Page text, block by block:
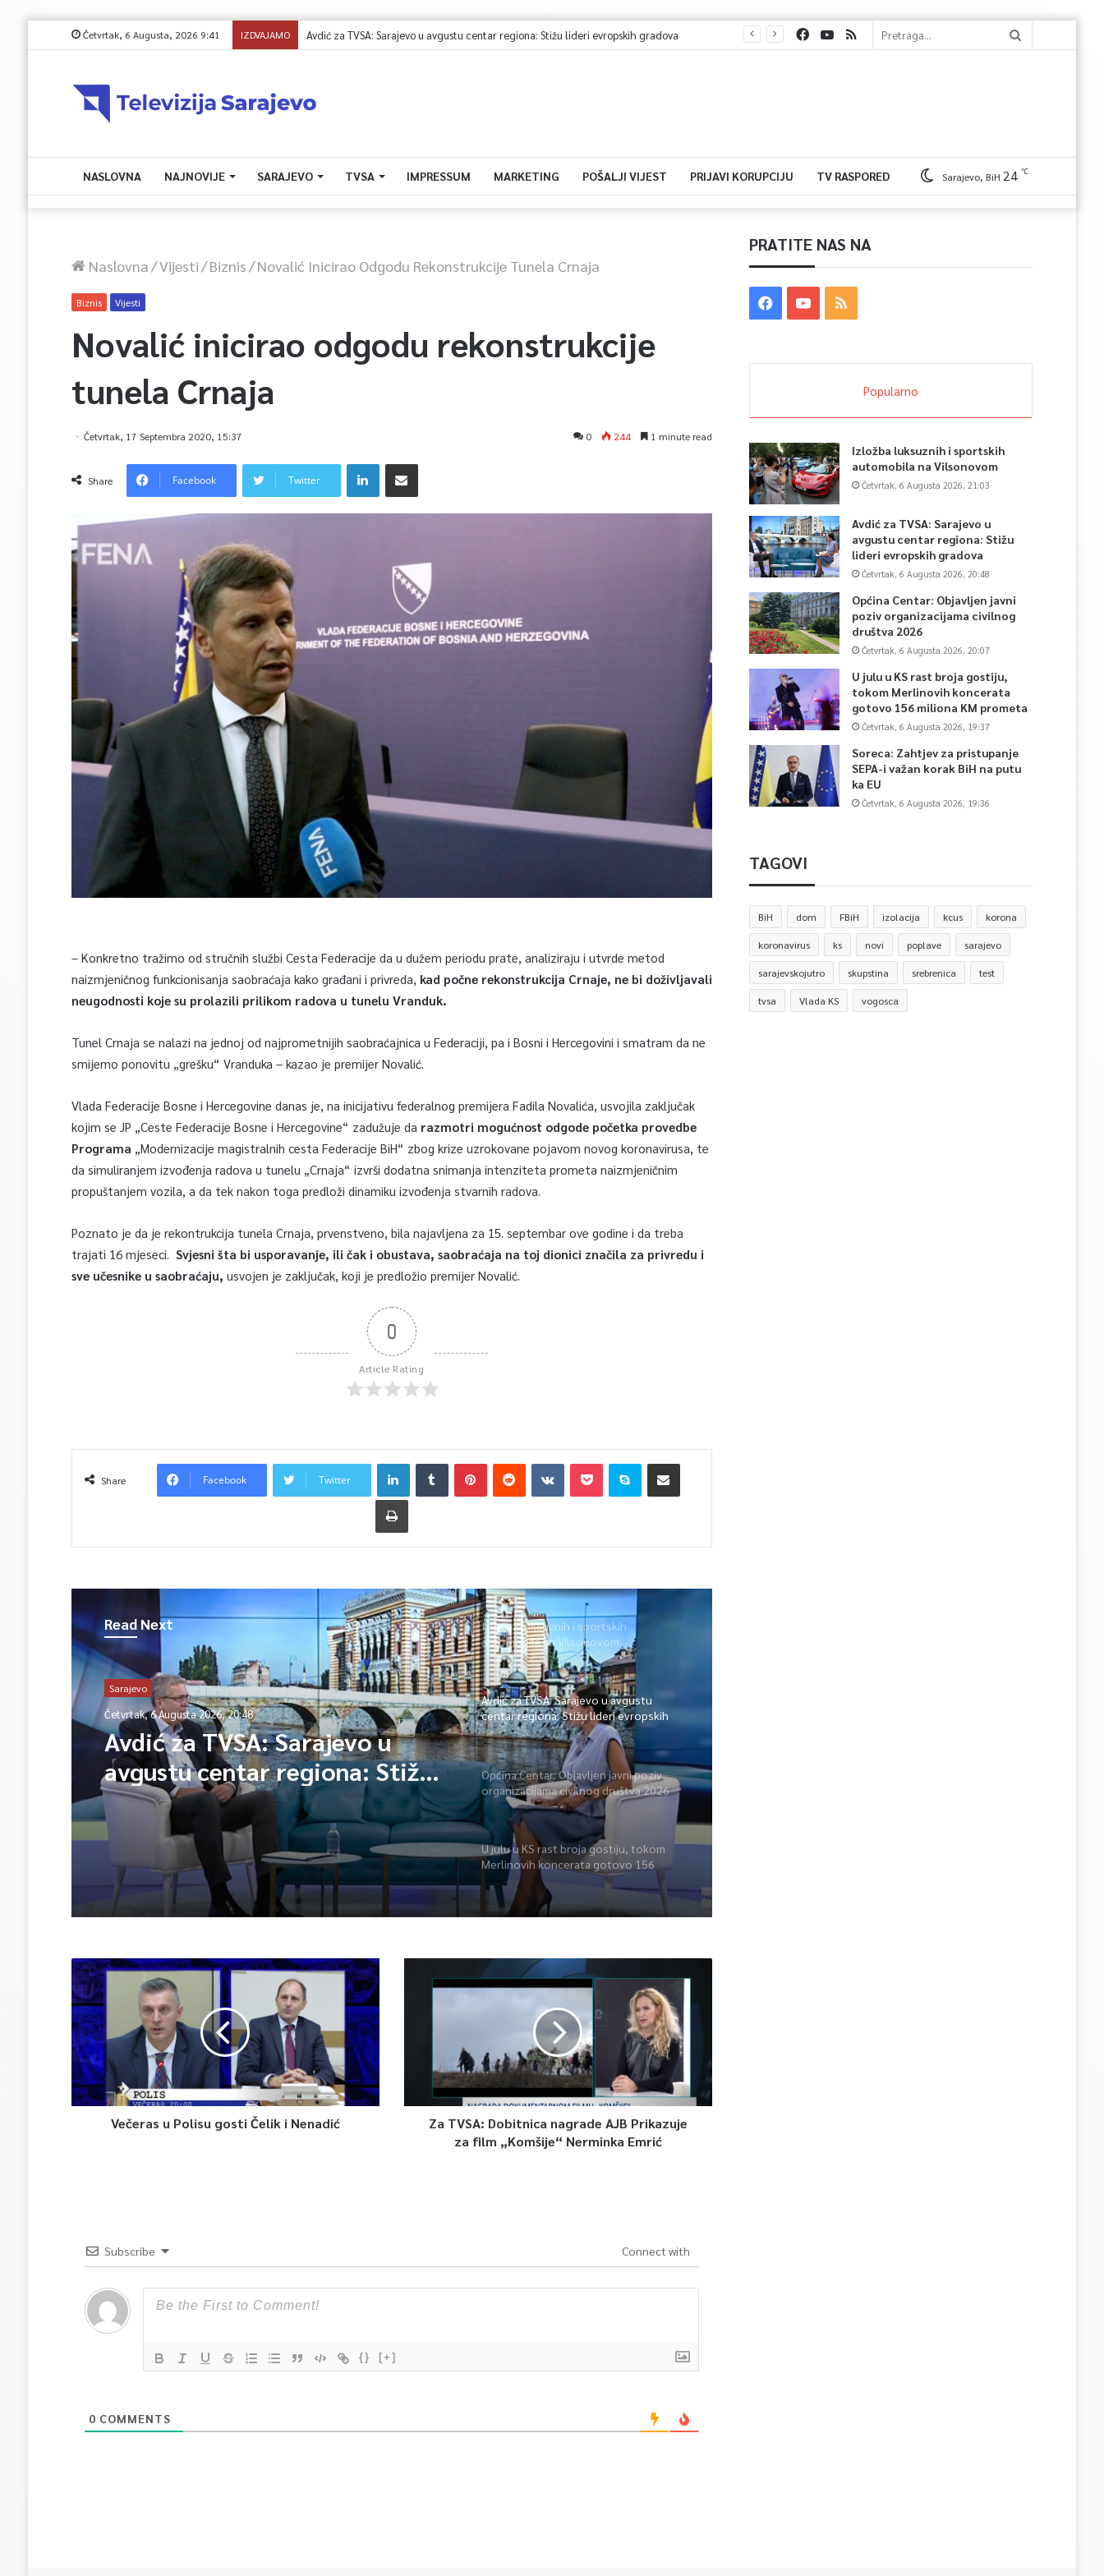
Četvrtak, 6 Augusta, 2026 9:41 IZDVAJAMO
NASLOVNA NAJNOVIJE SARAJEVO TVSA IMPRESSUM MARKETING POŠALJI VIJEST PRIJAVI KORUPCIJU TV RASPORED Sarajevo, BiH 24 ℃
Naslovna/Vijesti/Biznis/Novalić Inicirao Odgodu Rekonstrukcije Tunela Crnaja
Biznis Vijesti
Novalić inicirao odgodu rekonstrukcije
tunela Crnaja
Četvrtak, 17 Septembra 2020, 15:37 0 244 1 minute read
Share Facebook Twitter
– Konkretno tražimo od stručnih službi Cesta Federacije da u dužem periodu prate, analiziraju i utvrde metod
naizmjeničnog funkcionisanja saobraćaja kako građani i privreda, kad počne rekonstrukcija Crnaje, ne bi doživljavali
neugodnosti koje su prolazili prilikom radova u tunelu Vranduk.
Tunel Crnaja se nalazi na jednoj od najprometnijih saobraćajnica u Federaciji, pa i Bosni i Hercegovini i smatram da ne
smijemo ponovitu „grešku“ Vranduka – kazao je premijer Novalić.
Vlada Federacije Bosne i Hercegovine danas je, na inicijativu federalnog premijera Fadila Novalića, usvojila zaključak
kojim se JP „Ceste Federacije Bosne i Hercegovine“ zadužuje da razmotri mogućnost odgode početka provedbe
Programa „Modernizacije magistralnih cesta Federacije BiH“ zbog krize uzrokovane pojavom novog koronavirusa, te
da simuliranjem izvođenja radova u tunelu „Crnaja“ izvrši dodatna snimanja intenziteta prometa naizmjeničnim
propuštanjem vozila, a da tek nakon toga predloži dinamiku izvođenja stvarnih radova.
Poznato je da je rekontrukcija tunela Crnaja, prvenstveno, bila najavljena za 15. septembar ove godine i da treba
trajati 16 mjeseci. Svjesni šta bi usporavanje, ili čak i obustava, saobraćaja na toj dionici značila za privredu i
sve učesnike u saobraćaju, usvojen je zaključak, koji je predložio premijer Novalić.
0
Article Rating
Share Facebook Twitter
Read Next
Sarajevo
Četvrtak, 6 Augusta 2026, 20:48
Avdić za TVSA: Sarajevo u
avgustu centar regiona: Stižu
lideri evropskih gradova
Izložba luksuznih i sportskih
automobila na Vilsonovom
Avdić za TVSA: Sarajevo u avgustu
centar regiona: Stižu lideri evropskih
gradova
Općina Centar: Objavljen javni poziv
organizacijama civilnog društva 2026
U julu u KS rast broja gostiju, tokom
Merlinovih koncerata gotovo 156
miliona KM prometa
Večeras u Polisu gosti Čelik i Nenadić
Za TVSA: Dobitnica nagrade AJB Prikazuje
za film „Komšije“ Nerminka Emrić
Subscribe Connect with
{} [+]
0 COMMENTS
PRATITE NAS NA
Popularno
Izložba luksuznih i sportskih
automobila na Vilsonovom
Četvrtak, 6 Augusta 2026, 21:03
Avdić za TVSA: Sarajevo u
avgustu centar regiona: Stižu
lideri evropskih gradova
Četvrtak, 6 Augusta 2026, 20:48
Općina Centar: Objavljen javni
poziv organizacijama civilnog
društva 2026
Četvrtak, 6 Augusta 2026, 20:07
U julu u KS rast broja gostiju,
tokom Merlinovih koncerata
gotovo 156 miliona KM prometa
Četvrtak, 6 Augusta 2026, 19:37
Soreca: Zahtjev za pristupanje
SEPA-i važan korak BiH na putu
ka EU
Četvrtak, 6 Augusta 2026, 19:36
TAGOVI
BiH dom FBiH izolacija kcus korona
koronavirus ks novi poplave sarajevo
sarajevskojutro skupstina srebrenica test
tvsa Vlada KS vogosca